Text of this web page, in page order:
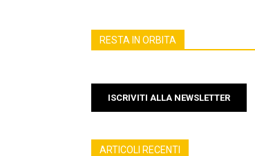
RESTA IN ORBITA
ISCRIVITI ALLA NEWSLETTER
ARTICOLI RECENTI